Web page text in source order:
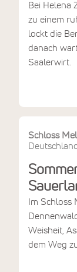
Bei Helena
zu einem
lockt die
danach
Saalerwirt.
Schloss
Im Schloss
Weisheit,
dem Weg